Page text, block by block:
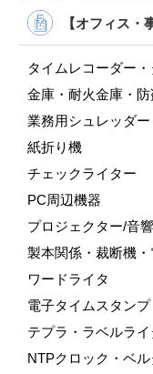
【オフィス・
タイムレコーダー
金庫・耐火金庫・
業務用シュレッダー
紙折り機
チェックライター
PC周辺機器
プロジェクター/音
製本関係・裁断機
ワードライタ
電子タイムスタンプ
テプラ・ラベルライ
NTPクロック・ベ